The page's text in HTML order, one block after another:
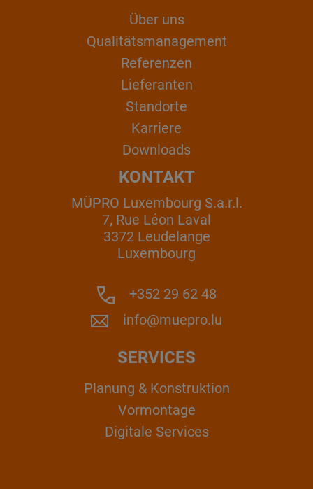
Über uns
Qualitätsmanagement
Referenzen
Lieferanten
Standorte
Karriere
Downloads
KONTAKT
MÜPRO Luxembourg S.a.r.l.
7, Rue Léon Laval
3372 Leudelange
Luxembourg
+352 29 62 48
info@muepro.lu
SERVICES
Planung & Konstruktion
Vormontage
Digitale Services